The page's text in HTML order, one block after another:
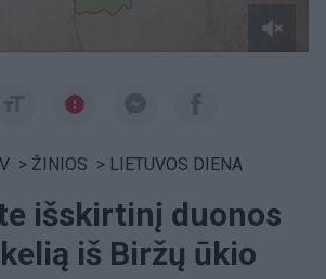
> ŽINIOS > LIETUVOS DIENA
išskirtinį duonos
iš Biržų ūkio